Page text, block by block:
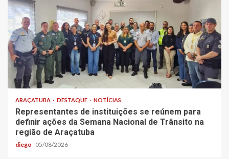
ARAÇATUBA DESTAQUE NOTÍCIAS
Representantes de instituições se reúnem para
definir ações da Semana Nacional de Trânsito na
região de Araçatuba
diego 05/08/2026